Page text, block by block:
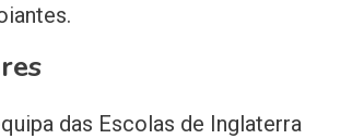
das Escolas de Inglaterra